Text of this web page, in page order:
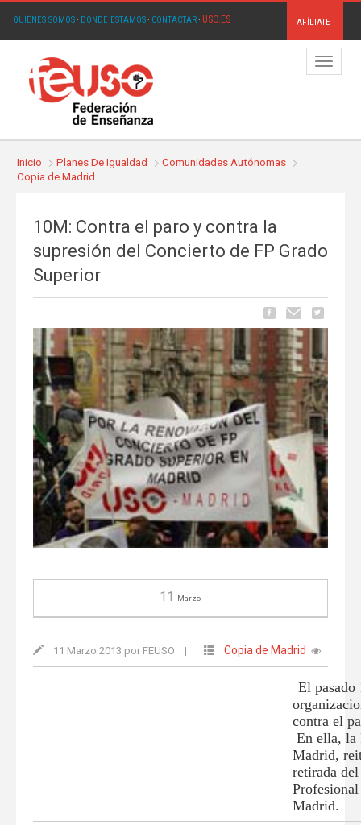
QUIÉNES SOMOS· DÓNDE ESTAMOS· CONTACTAR· USO.ES AFÍLIATE
Menú
Inicio Planes De Igualdad
Comunidades Autónomas
Copia de Madrid
10M: Contra el paro y contra la
supresión del Concierto de FP Grado
Superior
11 Marzo
11 Marzo 2013 por FEUSO | Copia de Madrid
El pasado
contra el
En ella, la
Madrid,
retirada
Madrid.